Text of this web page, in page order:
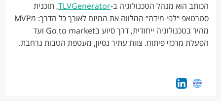
הכותב הוא מנהל הטכנולוגיה ב-TLVGenerator, תוכנית
סטרטאפ ״לפי מידה״ המלווה את המיזם לאורך כל הדרך: מMVP
מהיר בטכנולוגיה ייחודית, דרך סיוע בGo to market ועד
הפעלת מרכזי פיתוח. צוות עתיר נסיון, מעטפת הטבות נרחבת.